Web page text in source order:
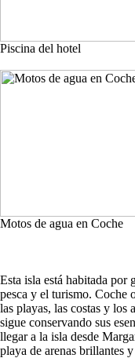
Piscina del hotel
Motos de agua en Coche
Esta isla está habitada por
pesca y el turismo. Coche
las playas, las costas y los
sigue conservando sus
llegar a la isla desde
playa de arenas brillantes